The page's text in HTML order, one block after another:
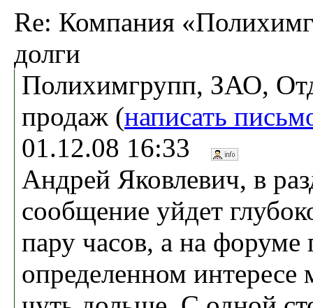
Re: Компания
долги
Полихимгрупп, ЗАО,
продаж (написать
01.12.08 16:33
Андрей Яковлевич, в
сообщение уйдет
пару часов, а на форуме
определенном интересе